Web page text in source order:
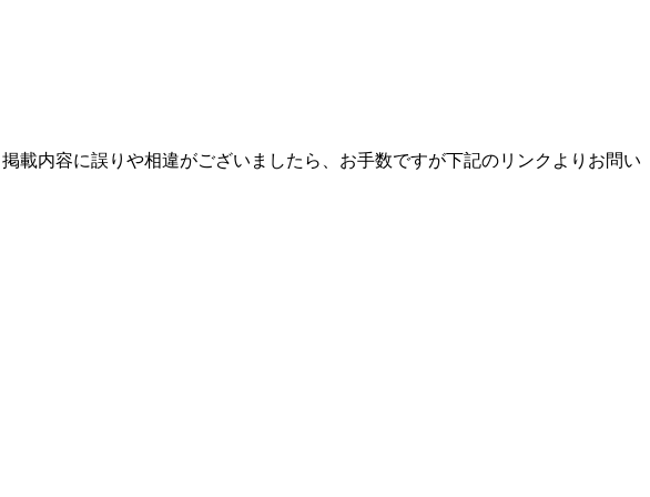
載内容に誤りや相違がございましたら、お手数ですが下記のリンクよりお問い